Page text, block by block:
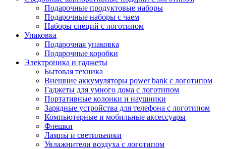
Подарочные продуктовые наборы
Подарочные наборы с чаем
Наборы специй с логотипом
Упаковка
Подарочная упаковка
Подарочные коробки
Электроника и гаджеты
Бытовая техника
Внешние аккумуляторы power bank с логотипом
Гаджеты для умного дома с логотипом
Портативные колонки и наушники
Зарядные устройства для телефона с логотипом
Компьютерные и мобильные аксессуары
Флешки
Лампы и светильники
Увлажнители воздуха с логотипом